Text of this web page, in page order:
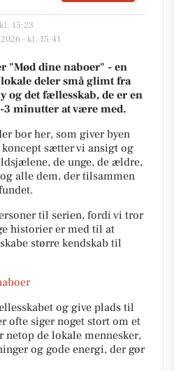
15:23
- kl. 15:41
"Mød dine naboer" - en
deler små glimt fra
og det fællesskab, de er en
3 minutter at være med.
bor her, som giver byen
koncept sætter vi ansigt og
de unge, de ældre,
alle dem, der tilsammen
til serien, fordi vi tror
historier er med til at
større kendskab til
og give plads til
ofte siger noget stort om et
netop de lokale mennesker,
og gode energi, der gør